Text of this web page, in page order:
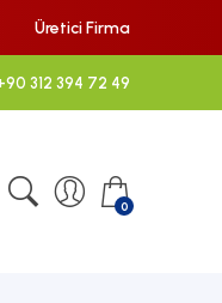
Üretici Firma
312 394 72 49
0